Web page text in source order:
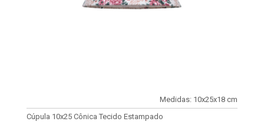
Medidas: 10x25x18 cm
Cúpula 10x25 Cônica Tecido Estampado